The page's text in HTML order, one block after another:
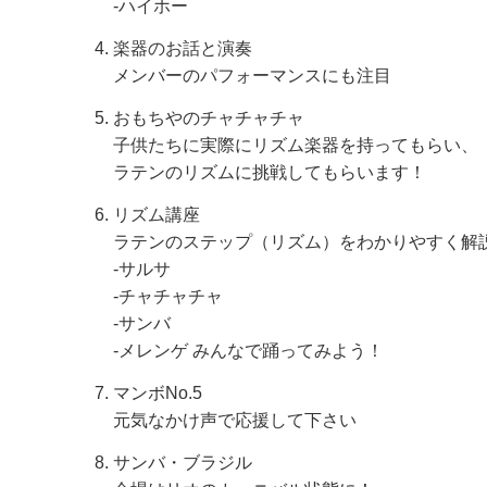
-ハイホー
楽器のお話と演奏
メンバーのパフォーマンスにも注目
おもちやのチャチャチャ
子供たちに実際にリズム楽器を持ってもらい、
ラテンのリズムに挑戦してもらいます！
リズム講座
ラテンのステップ（リズム）をわかりやすく解
-サルサ
-チャチャチャ
-サンバ
-メレンゲ みんなで踊ってみよう！
マンボNo.5
元気なかけ声で応援して下さい
サンバ・ブラジル